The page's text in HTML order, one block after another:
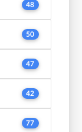
48
50
47
42
77